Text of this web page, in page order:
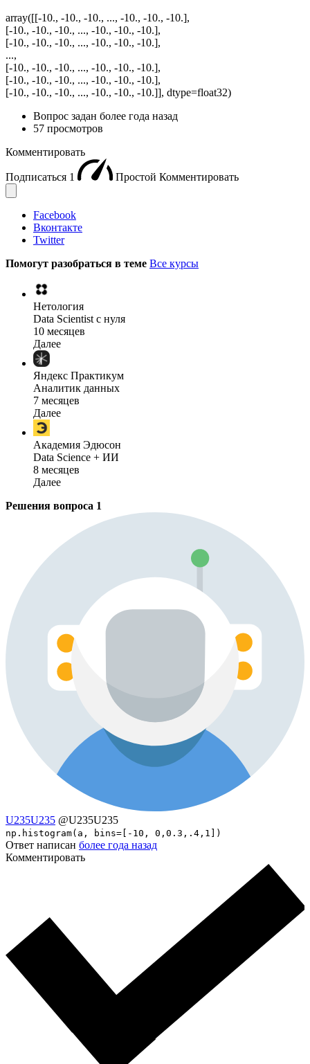
array([[-10., -10., -10., ..., -10., -10., -10.],
[-10., -10., -10., ..., -10., -10., -10.],
[-10., -10., -10., ..., -10., -10., -10.],
...,
[-10., -10., -10., ..., -10., -10., -10.],
[-10., -10., -10., ..., -10., -10., -10.],
[-10., -10., -10., ..., -10., -10., -10.]], dtype=float32)
Вопрос задан более года назад
57 просмотров
Комментировать
Подписаться 1 Простой Комментировать
Facebook
Вконтакте
Twitter
Помогут разобраться в теме Все курсы
Нетология
Data Scientist с нуля
10 месяцев
Далее
Яндекс Практикум
Аналитик данных
7 месяцев
Далее
Академия Эдюсон
Data Science + ИИ
8 месяцев
Далее
Решения вопроса 1
U235U235 @U235U235
np.histogram(a, bins=[-10, 0,0.3,.4,1])
Ответ написан более года назад
Комментировать